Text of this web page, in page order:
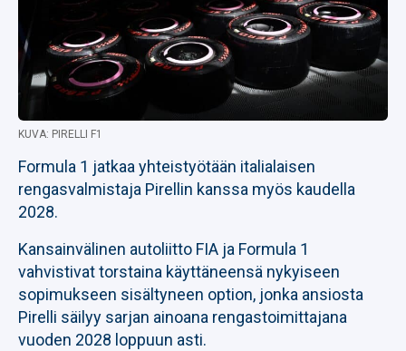
KUVA: PIRELLI F1
Formula 1 jatkaa yhteistyötään italialaisen
rengasvalmistaja Pirellin kanssa myös kaudella
2028.
Kansainvälinen autoliitto FIA ja Formula 1
vahvistivat torstaina käyttäneensä nykyiseen
sopimukseen sisältyneen option, jonka ansiosta
Pirelli säilyy sarjan ainoana rengastoimittajana
vuoden 2028 loppuun asti.